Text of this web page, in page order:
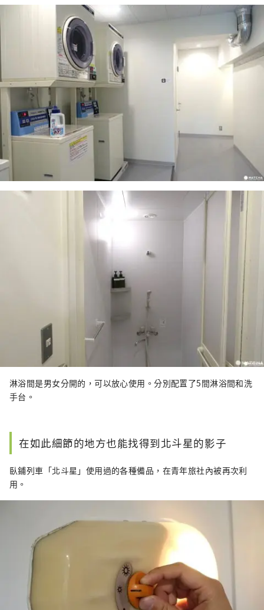
淋浴間是男女分開的，可以放心使用。分別配置了5間淋浴間和洗
手台。
在如此細節的地方也能找得到北斗星的影子
臥鋪列車「北斗星」使用過的各種備品，在青年旅社內被再次利
用。